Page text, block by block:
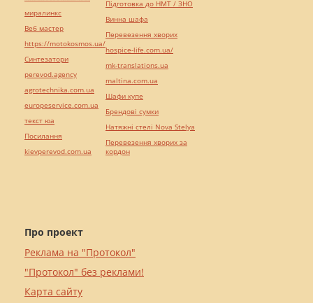
Про проект
Реклама на "Протокол"
"Протокол" без реклами!
Карта сайту
миралинкс
Веб мастер
https://motokosmos.ua/
Синтезатори
perevod.agency
agrotechnika.com.ua
europeservice.com.ua
текст юа
Посилання
kievperevod.com.ua
Підготовка до НМТ / ЗНО
Винна шафа
Перевезення хворих
hospice-life.com.ua/
mk-translations.ua
maltina.com.ua
Шафи купе
Брендові сумки
Натяжні стелі Nova Stelya
Перевезення хворих за
кордон